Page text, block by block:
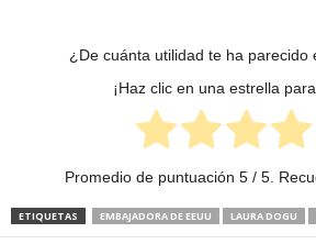
¿De cuánta utilidad te ha parecido
¡Haz clic en una estrella
Promedio de puntuación 5 / 5.
ETIQUETAS EMBAJADORA DE EEUU LAURA DOGU